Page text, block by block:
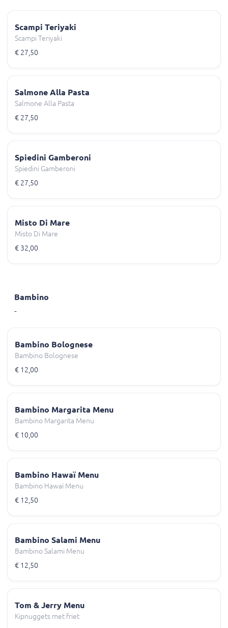
Scampi Teriyaki
Scampi Teriyaki
€ 27,50
Salmone Alla Pasta
Salmone Alla Pasta
€ 27,50
Spiedini Gamberoni
Spiedini Gamberoni
€ 27,50
Misto Di Mare
Misto Di Mare
€ 32,00
Bambino
-
Bambino Bolognese
Bambino Bolognese
€ 12,00
Bambino Margarita Menu
Bambino Margarita Menu
€ 10,00
Bambino Hawaï Menu
Bambino Hawaï Menu
€ 12,50
Bambino Salami Menu
Bambino Salami Menu
€ 12,50
Tom & Jerry Menu
Kipnuggets met friet